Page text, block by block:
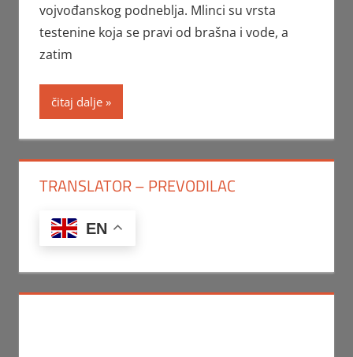
vojvođanskog podneblja. Mlinci su vrsta
testenine koja se pravi od brašna i vode, a
zatim
čitaj dalje
TRANSLATOR – PREVODILAC
EN